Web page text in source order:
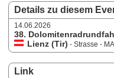
Details zu diesem
14.06.2026
38.
Lienz (Tir) - Strasse - MA
Link